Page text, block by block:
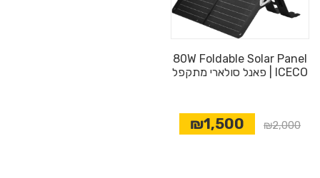
80W Foldable Solar Panel
| ICECO פאנל סולארי מתקפל
₪2,000
₪1,500